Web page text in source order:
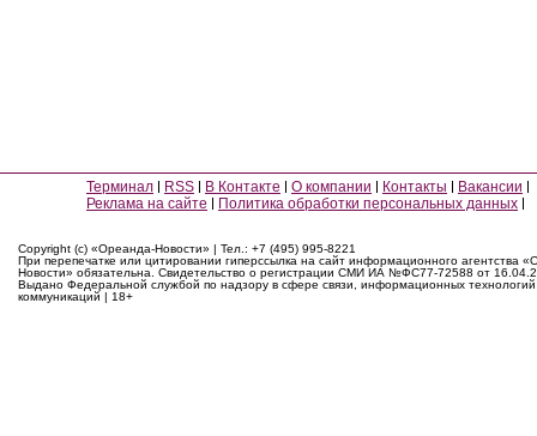
Терминал RSS В Контакте О компании Контакты
Вакансии
Реклама на сайте
Политика обработки персональных данных
Copyright (c) «Ореанда-Новости» | Тел.: +7 (495) 995-8221
При перепечатке или цитировании гиперссылка на сайт информационного агентства
Новости» обязательна. Свидетельство о регистрации СМИ ИА №ФС77-72588 от
Выдано Федеральной службой по надзору в сфере связи, информационных
коммуникаций | 18+